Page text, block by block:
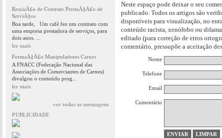
RescisÃ£o de Contrato PrestaÃ§Ã£o de
ServiÃ§os
Boa tarde, Um café fez um contrato com
uma empresa prestadora de serviços, para
dois anos. ...
ler mais
FormaÃ§Ã£o Manipuladores Carnes
A FNACC (Federação Nacional das
Associações de Comerciantes de Carnes)
divulgou o conteúdo prog...
ler mais
ver todas as mensagens
PUBLICIDADE
Neste espaço pode deixar o seu
publicado. Todos os artigos são
disponíveis para visualização, no
conteúdo racista, xenófobo ou
editado (para correção de erros
comentário, pressupõe a aceitação
Nome
Telefone
Email
Comentário